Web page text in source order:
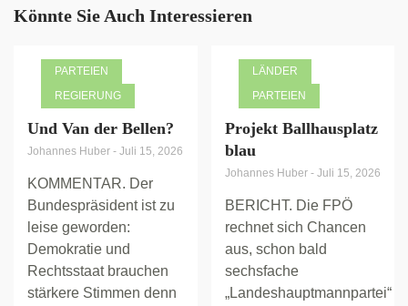
Könnte Sie Auch Interessieren
PARTEIEN
REGIERUNG
Und Van der Bellen?
Johannes Huber - Juli 15, 2026
KOMMENTAR. Der
Bundespräsident ist zu
leise geworden:
Demokratie und
Rechtsstaat brauchen
stärkere Stimmen denn
LÄNDER
PARTEIEN
Projekt Ballhausplatz
blau
Johannes Huber - Juli 15, 2026
BERICHT. Die FPÖ
rechnet sich Chancen
aus, schon bald
sechsfache
„Landeshauptmannpartei“